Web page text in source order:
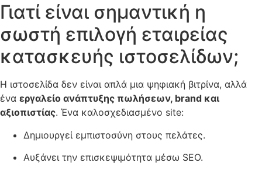
Γιατί είναι σημαντική η
σωστή επιλογή εταιρείας
κατασκευής ιστοσελίδων;
Η ιστοσελίδα δεν είναι απλά μια ψηφιακή βιτρίνα, αλλά
ένα εργαλείο ανάπτυξης πωλήσεων, brand και
αξιοπιστίας. Ένα καλοσχεδιασμένο site:
Δημιουργεί εμπιστοσύνη στους πελάτες.
Αυξάνει την επισκεψιμότητα μέσω SEO.